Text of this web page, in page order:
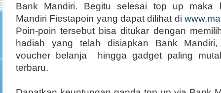
Bank Mandiri. Begitu selesai top up maka
Mandiri Fiestapoin yang dapat dilihat di
Poin-poin tersebut bisa ditukar dengan
hadiah yang telah disiapkan Bank
voucher belanja hingga gadget paling
terbaru.